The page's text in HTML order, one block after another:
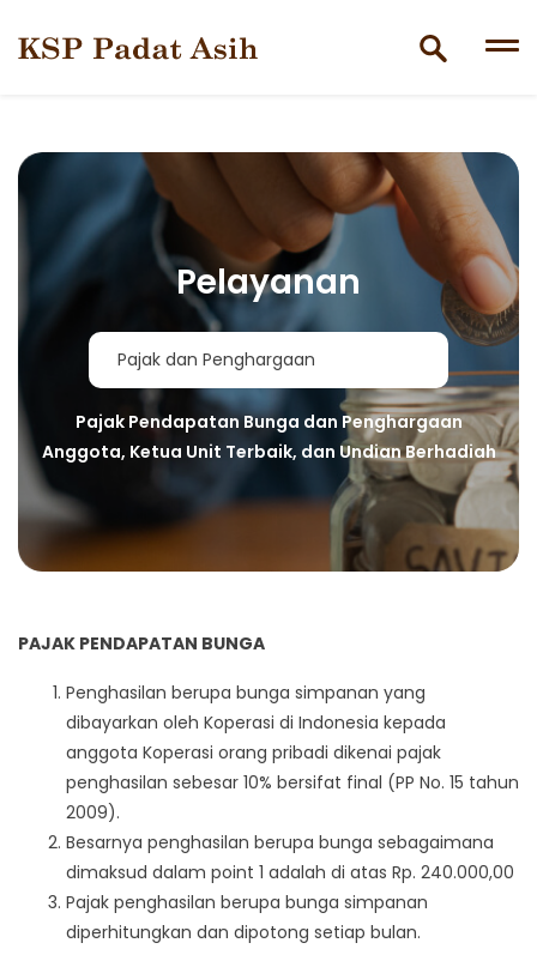
Pelayanan
Pajak dan Penghargaan
Pajak Pendapatan Bunga dan Penghargaan
Anggota, Ketua Unit Terbaik, dan Undian Berhadiah
PAJAK PENDAPATAN BUNGA
Penghasilan berupa bunga simpanan yang
dibayarkan oleh Koperasi di Indonesia kepada
anggota Koperasi orang pribadi dikenai pajak
penghasilan sebesar 10% bersifat final (PP No. 15 tahun
2009).
Besarnya penghasilan berupa bunga sebagaimana
dimaksud dalam point 1 adalah di atas Rp. 240.000,00
Pajak penghasilan berupa bunga simpanan
diperhitungkan dan dipotong setiap bulan.